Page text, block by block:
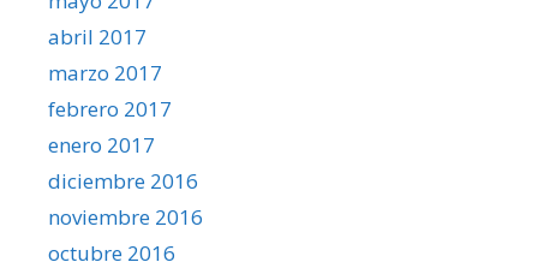
abril 2017
marzo 2017
febrero 2017
enero 2017
diciembre 2016
noviembre 2016
octubre 2016